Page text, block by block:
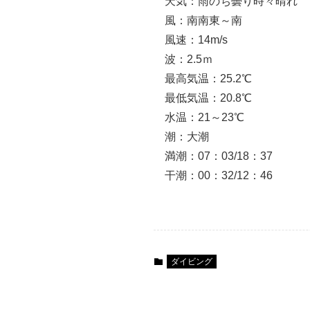
風：南南東～南
風速：14m/s
波：2.5ｍ
最高気温：25.2℃
最低気温：20.8℃
水温：21～23℃
潮：大潮
満潮：07：03/18：37
干潮：00：32/12：46
ダイビング